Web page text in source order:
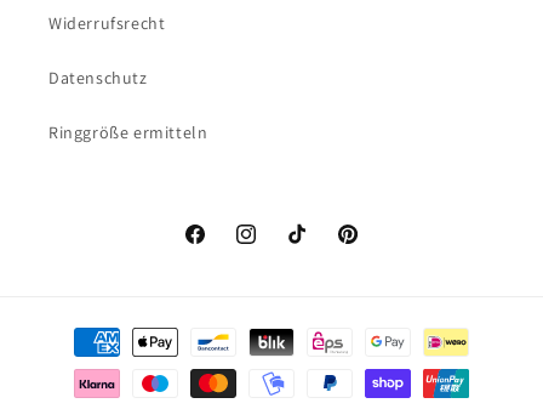
Widerrufsrecht
Datenschutz
Ringgröße ermitteln
FacebookInstagramTikTok Pinterest
Zahlungsmethoden